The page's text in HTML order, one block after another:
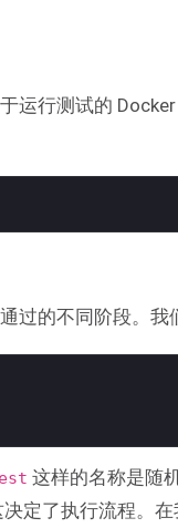
运行测试的
过的不同阶段。我
这样的名称是随
定了执行流程。